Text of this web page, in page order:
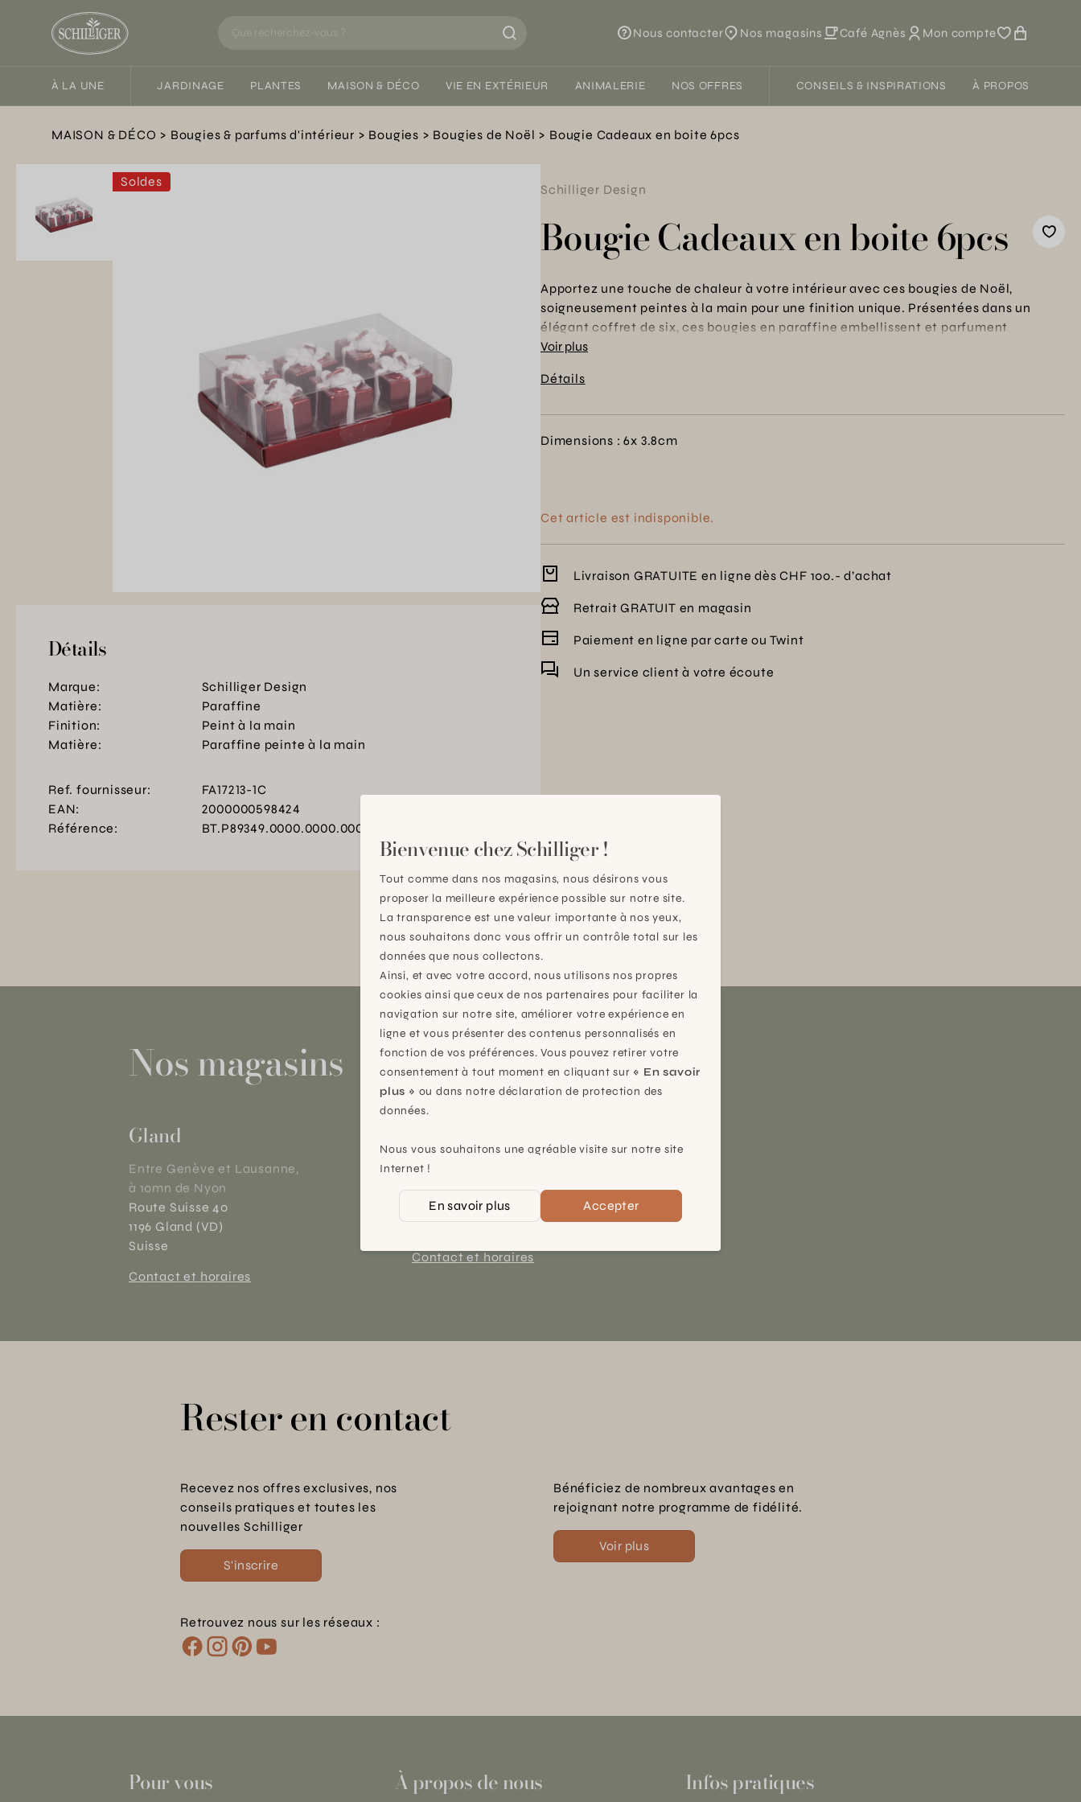
Nous contacter Nos magasins Café Agnès Mon compte
À LA UNE JARDINAGE PLANTES MAISON & DÉCO VIE EN EXTÉRIEUR ANIMALERIE NOS OFFRES CONSEILS & INSPIRATIONS À PROPOS
MAISON & DÉCO Bougies & parfums d'intérieur Bougies Bougies de Noël Bougie Cadeaux en boite 6pcs
Soldes
Détails
Marque:
Schilliger Design
Matière:
Paraffine
Finition:
Peint à la main
Matière:
Paraffine peinte à la main
Ref. fournisseur:
FA17213-1C
EAN:
2000000598424
Référence:
BT.P89349.0000.0000.0000
Schilliger Design
Bougie Cadeaux en boite 6pcs
Apportez une touche de chaleur à votre intérieur avec ces bougies de Noël,
soigneusement peintes à la main pour une finition unique. Présentées dans un
élégant coffret de six, ces bougies en paraffine embellissent et parfument
délicatement votre espace, reflétant un esprit de tranquillité et de convivialité
enseigne envers l'excellence et le design attentif. Ideal pour décorer ou offrir
Voir plus
Détails
Dimensions : 6x 3.8cm
Cet article est indisponible.
Livraison GRATUITE en ligne dès CHF 100.- d’achat
Retrait GRATUIT en magasin
Paiement en ligne par carte ou Twint
Un service client à votre écoute
Nos magasins
Gland
Entre Genève et Lausanne,
à 10mn de Nyon
Route Suisse 40
1196 Gland (VD)
Suisse
Contact et horaires
À 15mn du centre de Genève
Chemin des Charrotons 25
1228 Plan-les-Ouates (GE)
Suisse
Contact et horaires
Rester en contact
Recevez nos offres exclusives, nos
conseils pratiques et toutes les
nouvelles Schilliger
S'inscrire
Bénéficiez de nombreux avantages en
rejoignant notre programme de fidélité.
Voir plus
Retrouvez nous sur les réseaux :
Pour vous À propos de nous Infos pratiques
Bienvenue chez Schilliger !
Tout comme dans nos magasins, nous désirons vous
proposer la meilleure expérience possible sur notre site.
La transparence est une valeur importante à nos yeux,
nous souhaitons donc vous offrir un contrôle total sur les
données que nous collectons.
Ainsi, et avec votre accord, nous utilisons nos propres
cookies ainsi que ceux de nos partenaires pour faciliter la
navigation sur notre site, améliorer votre expérience en
ligne et vous présenter des contenus personnalisés en
fonction de vos préférences. Vous pouvez retirer votre
consentement à tout moment en cliquant sur « En savoir
plus » ou dans notre déclaration de protection des
données.
Nous vous souhaitons une agréable visite sur notre site
Internet !
En savoir plus Accepter